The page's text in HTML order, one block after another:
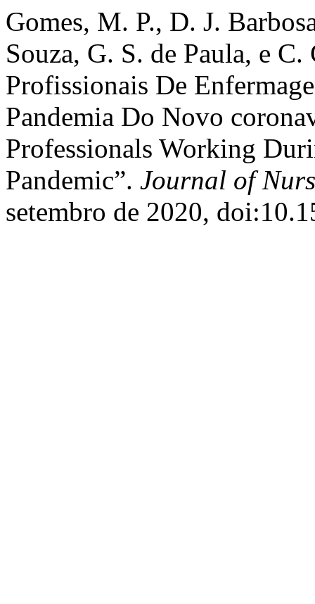
Gomes, M. P., D. J.
Souza, G. S. de Paula, e
Profissionais De
Pandemia Do Novo
Professionals Working
Pandemic”. Journal of
setembro de 2020,